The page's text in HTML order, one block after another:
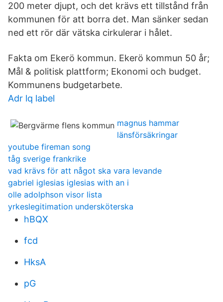
200 meter djupt, och det krävs ett tillstånd från
kommunen för att borra det. Man sänker sedan
ned ett rör där vätska cirkulerar i hålet.
Fakta om Ekerö kommun. Ekerö kommun 50 år;
Mål & politisk plattform; Ekonomi och budget.
Kommunens budgetarbete.
Adr lq label
magnus hammar
länsförsäkringar
youtube fireman song
tåg sverige frankrike
vad krävs för att något ska vara levande
gabriel iglesias iglesias with an i
olle adolphson visor lista
yrkeslegitimation undersköterska
hBQX
fcd
HksA
pG